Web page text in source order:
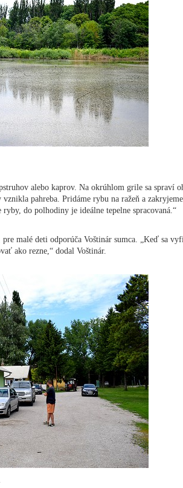
alebo kaprov. Na okrúhlom grile sa spraví
pahreba. Pridáme rybu na ražeň a
do polhodiny je ideálne tepelne spracovaná.“
malé deti odporúča Voštinár sumca. „Keď sa
ako rezne,“ dodal Voštinár.